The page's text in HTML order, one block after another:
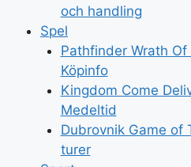
och handling
Spel
Pathfinder Wrath
Köpinfo
Kingdom Come
Medeltid
Dubrovnik Game of
turer